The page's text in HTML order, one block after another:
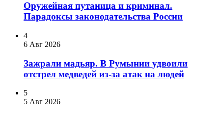
Оружейная путаница и криминал.
Парадоксы законодательства России
4
6 Авг 2026
Зажрали мадьяр. В Румынии удвоили
отстрел медведей из-за атак на людей
5
5 Авг 2026